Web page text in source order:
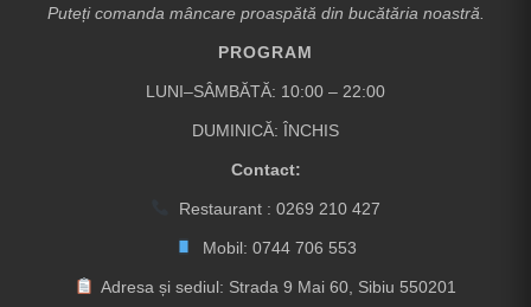
Puteți comanda mâncare proaspătă din bucătăria noastră.
PROGRAM
LUNI–SÂMBĂTĂ: 10:00 – 22:00
DUMINICĂ: ÎNCHIS
Contact:
Restaurant : 0269 210 427
Mobil: 0744 706 553
Adresa și sediul: Strada 9 Mai 60, Sibiu 550201